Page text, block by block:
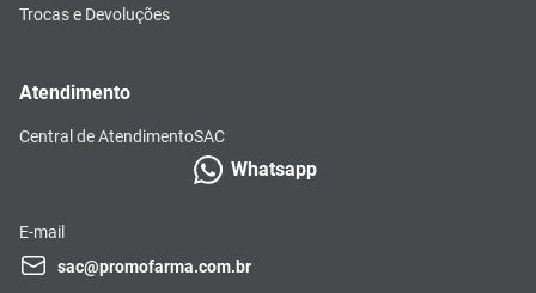
Trocas e Devoluções
Atendimento
Central de AtendimentoSAC
Whatsapp
E-mail
sac@promofarma.com.br